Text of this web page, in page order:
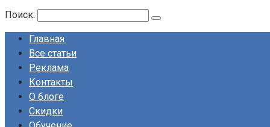
Поиск:
Главная
Все статьи
Реклама
Контакты
О блоге
Скидки